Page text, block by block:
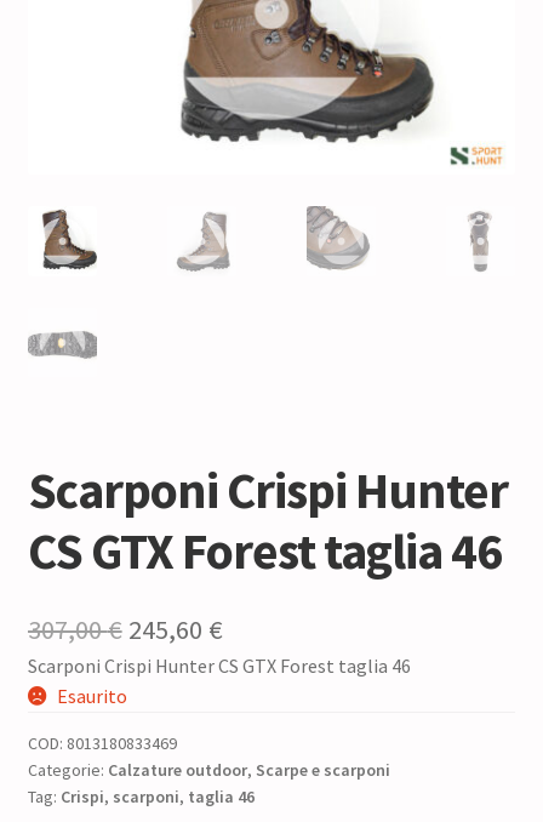
Scarponi Crispi Hunter
CS GTX Forest taglia 46
307,00€ Il
prezzo
era:
307,00 €.
245,60 €Il
prezzo
è:
245,60 €.
Scarponi Crispi Hunter CS GTX Forest taglia 46
Esaurito
COD: 8013180833469
Categorie: Calzature outdoor, Scarpe e scarponi
Tag: Crispi, scarponi, taglia 46